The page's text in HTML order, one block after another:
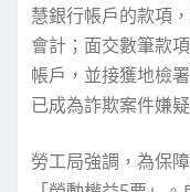
慧銀行帳戶的款項
會計；面交數筆款
帳戶，並接獲地檢
已成為詐欺案件嫌
勞工局強調，為保